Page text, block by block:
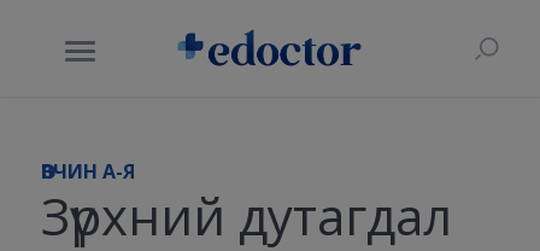
ӨВЧИН A-Я
Зүрхний дутагдал